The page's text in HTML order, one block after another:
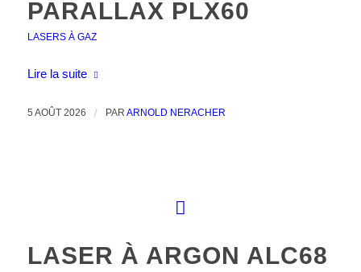
PARALLAX PLX60
LASERS À GAZ
Lire la suite
5 AOÛT 2026 / PAR ARNOLD NERACHER
LASER À ARGON ALC68